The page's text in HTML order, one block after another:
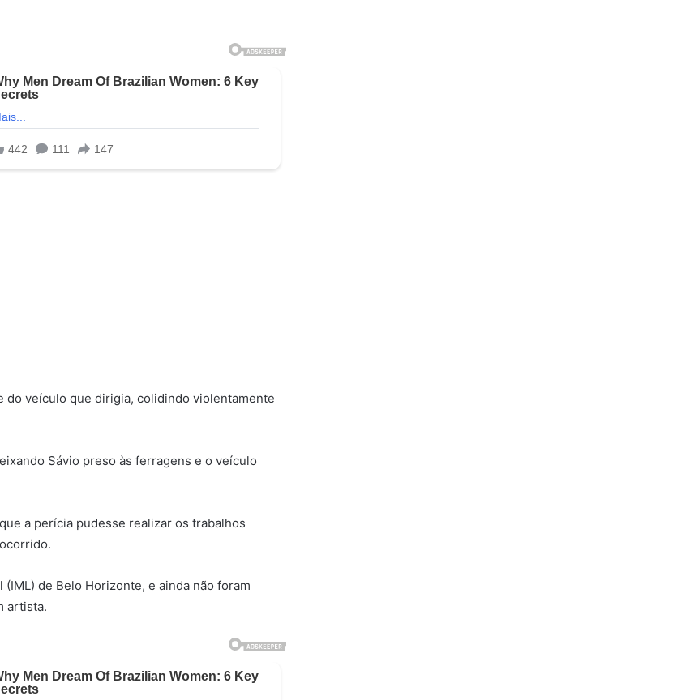
do veículo que dirigia, colidindo violentamente
Sávio preso às ferragens e o veículo
a perícia pudesse realizar os trabalhos
de Belo Horizonte, e ainda não foram
artista.